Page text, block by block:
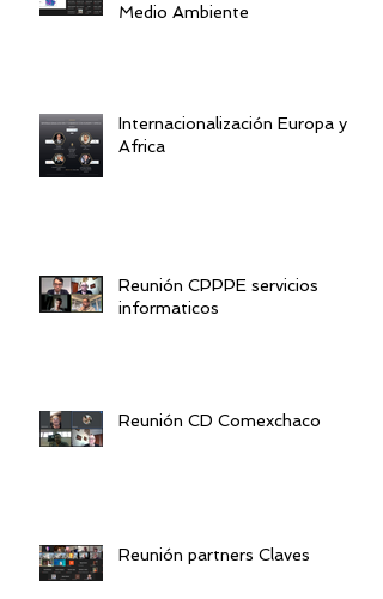
Medio Ambiente
Internacionalización Europa y
Africa
Reunión CPPPE servicios
informaticos
Reunión CD Comexchaco
Reunión partners Claves